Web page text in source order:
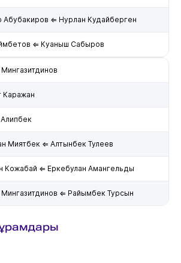
Абубакиров ⇐ Нурлан Кудайберген
⇐ Куаныш Сабыров
Каражан
Миятбек ⇐ Алтынбек Тулеев
Кожабай ⇐ Еркебулан Амангельды
⇐ Райымбек Турсын